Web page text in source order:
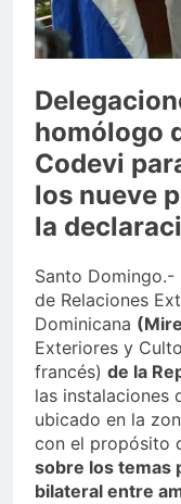
homólogo
Codevi
los nueve
la
Santo Domingo.-
de Relaciones
Dominicana
Exteriores y
francés) de la
las instalaciones
ubicado en la
con el propósito
sobre los temas
bilateral entre